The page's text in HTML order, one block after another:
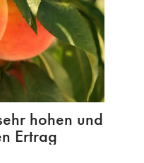
hohen und
Ertrag